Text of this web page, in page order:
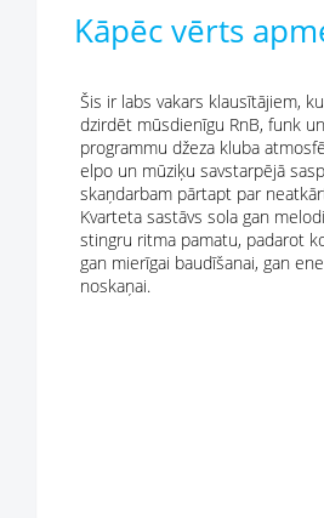
Kāpēc vērts
Šis ir labs vakars klausītājiem,
dzirdēt mūsdienīgu RnB, funk
programmu džeza kluba
elpo un mūziķu savstarpējā
skaņdarbam pārtapt par
Kvarteta sastāvs sola gan
stingru ritma pamatu, padarot
gan mierīgai baudīšanai, gan
noskaņai.